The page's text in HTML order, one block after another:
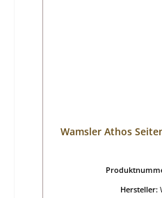
Wamsler Athos
Hersteller: